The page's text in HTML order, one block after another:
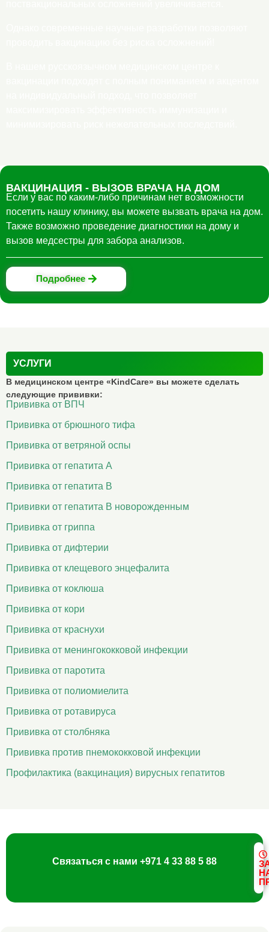
ВАКЦИНАЦИЯ - ВЫЗОВ ВРАЧА НА ДОМ
Eсли у вас по каким-либо причинам нет возможности
посетить нашу клинику, вы можете вызвать врача на дом.
Также возможно проведение диагностики на дому и
вызов медсестры для забора анализов.
Подробнее
УСЛУГИ
В медицинском центре «KindCare» вы можете сделать
следующие прививки:
Прививка от ВПЧ
Прививка от брюшного тифа
Прививка от ветряной оспы
Прививка от гепатита А
Прививка от гепатита B
Прививки от гепатита B новорожденным
Прививка от гриппа
Прививка от дифтерии
Прививка от клещевого энцефалита
Прививка от коклюша
Прививка от кори
Прививка от краснухи
Прививка от менингококковой инфекции
Прививка от паротита
Прививка от полиомиелита
Прививка от ротавируса
Прививка от столбняка
Прививка против пнемококковой инфекции
Профилактика (вакцинация) вирусных гепатитов
Связаться с нами +971 4 33 88 5 88